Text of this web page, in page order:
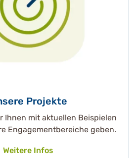
Projekte
Ihnen mit aktuellen Beispielen
Engagementbereiche geben.
Weitere Infos